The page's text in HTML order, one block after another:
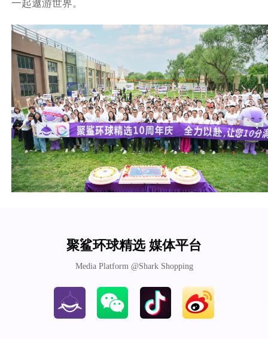
一起遨游世界。
聚鲨环球精选 媒体平台
Media Platform @Shark Shopping